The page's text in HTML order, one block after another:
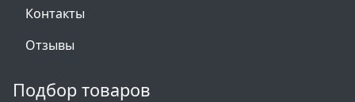
Контакты
Отзывы
Подбор товаров